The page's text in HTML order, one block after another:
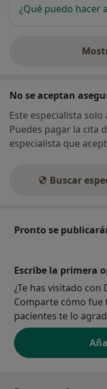
¿Qué puedo hacer
No se aceptan
Este especialista
Puedes pagar la cita
especialista que
Buscar
Pronto se
Escribe la primera
¿Te has visitado con
Comparte cómo fue
pacientes te lo